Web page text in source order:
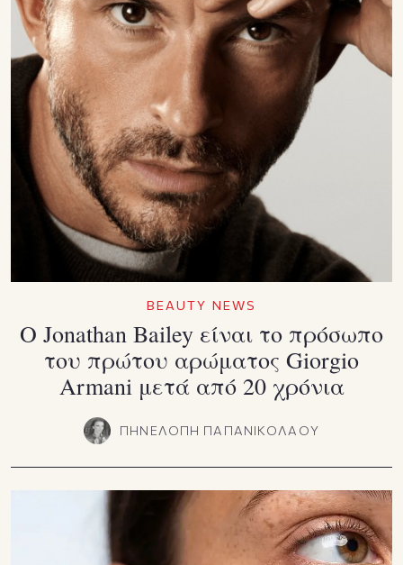
BEAUTY NEWS
Ο Jonathan Bailey είναι το πρόσωπο
του πρώτου αρώματος Giorgio
Armani μετά από 20 χρόνια
ΠΗΝΕΛΟΠΗ ΠΑΠΑΝΙΚΟΛΑΟΥ